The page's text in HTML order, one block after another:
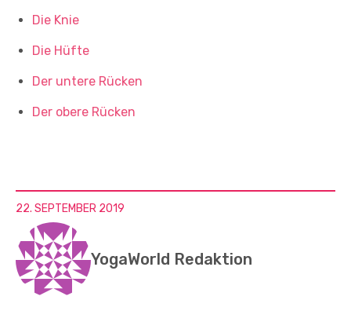
Die Knie
Die Hüfte
Der untere Rücken
Der obere Rücken
22. SEPTEMBER 2019
YogaWorld Redaktion